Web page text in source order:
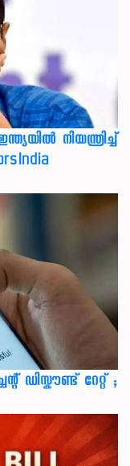
നിയന്ത്രിച്ച്
ഡിസ്കൗണ്ട് റേറ്റ് ;